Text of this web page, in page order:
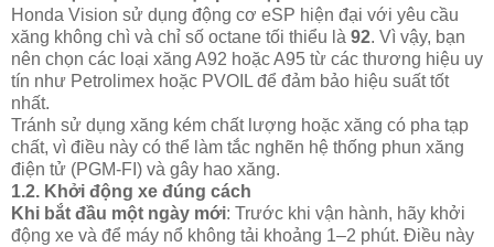
Honda Vision sử dụng động cơ eSP hiện đại với yêu cầu
xăng không chì và chỉ số octane tối thiểu là 92. Vì vậy, bạn
nên chọn các loại xăng A92 hoặc A95 từ các thương hiệu uy
tín như Petrolimex hoặc PVOIL để đảm bảo hiệu suất tốt
nhất.
Tránh sử dụng xăng kém chất lượng hoặc xăng có pha tạp
chất, vì điều này có thể làm tắc nghẽn hệ thống phun xăng
điện tử (PGM-FI) và gây hao xăng.
1.2. Khởi động xe đúng cách
Khi bắt đầu một ngày mới: Trước khi vận hành, hãy khởi
động xe và để máy nổ không tải khoảng 1–2 phút. Điều này